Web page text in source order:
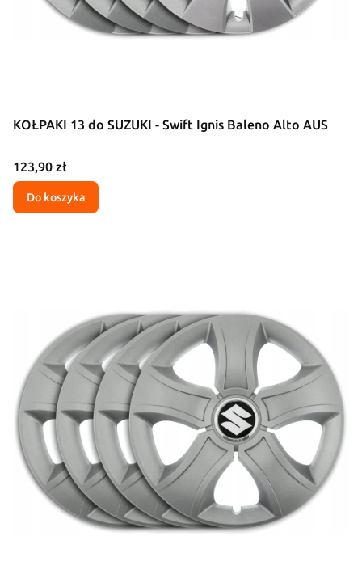
KOŁPAKI 13 do SUZUKI - Swift Ignis Baleno Alto AUS
Cena
123,90 zł
Do koszyka